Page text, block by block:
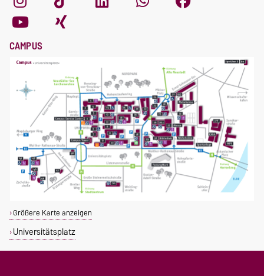
CAMPUS
Größere Karte anzeigen
Universitätsplatz